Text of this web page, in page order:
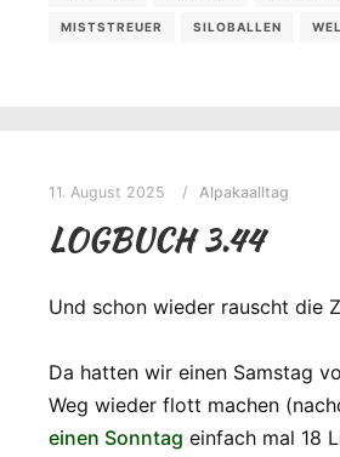
MISTSTREUER SILOBALLEN
11. August 2025 Alpakaalltag
LOGBUCH 3.44
Und schon wieder rauscht die
Da hatten wir einen Samstag
Weg wieder flott machen
einen Sonntag einfach mal 18